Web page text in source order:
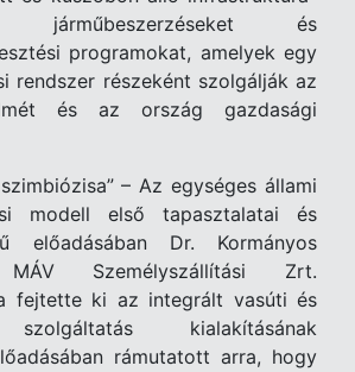
járműbeszerzéseket és
programokat, amelyek egy
rendszer részeként szolgálják az
és az ország gazdasági
– Az egységes állami
modell első tapasztalatai és
előadásában Dr. Kormányos
Személyszállítási Zrt.
fejtette ki az integrált vasúti és
kialakításának
rámutatott arra, hogy